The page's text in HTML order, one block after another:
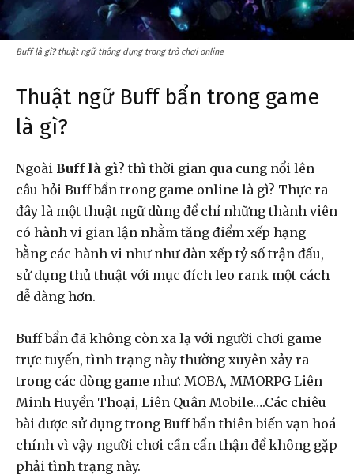
Buff là gì? thuật ngữ thông dụng trong trò chơi online
Thuật ngữ Buff bẩn trong game
là gì?
Ngoài Buff là gì? thì thời gian qua cung nổi lên
câu hỏi Buff bẩn trong game online là gì? Thực ra
đây là một thuật ngữ dùng để chỉ những thành viên
có hành vi gian lận nhằm tăng điểm xếp hạng
bằng các hành vi như như dàn xếp tỷ số trận đấu,
sử dụng thủ thuật với mục đích leo rank một cách
dễ dàng hơn.
Buff bẩn đã không còn xa lạ với người chơi game
trực tuyến, tình trạng này thường xuyên xảy ra
trong các dòng game như: MOBA, MMORPG Liên
Minh Huyền Thoại, Liên Quân Mobile….Các chiêu
bài được sử dụng trong Buff bẩn thiên biến vạn hoá
chính vì vậy người chơi cần cẩn thận để không gặp
phải tình trạng này.